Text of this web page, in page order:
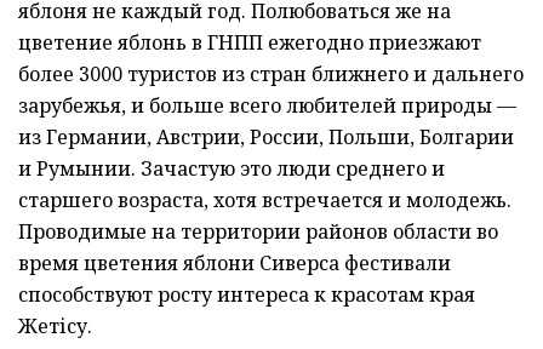
яблоня не каждый год. Полюбоваться же на
цветение яблонь в ГНПП ежегодно приезжают
более 3000 туристов из стран ближнего и дальнего
зарубежья, и больше всего любителей природы —
из Германии, Австрии, России, Польши, Болгарии
и Румынии. Зачастую это люди среднего и
старшего возраста, хотя встречается и молодежь.
Проводимые на территории районов области во
время цветения яблони Сиверса фестивали
способствуют росту интереса к красотам края
Жетісу.